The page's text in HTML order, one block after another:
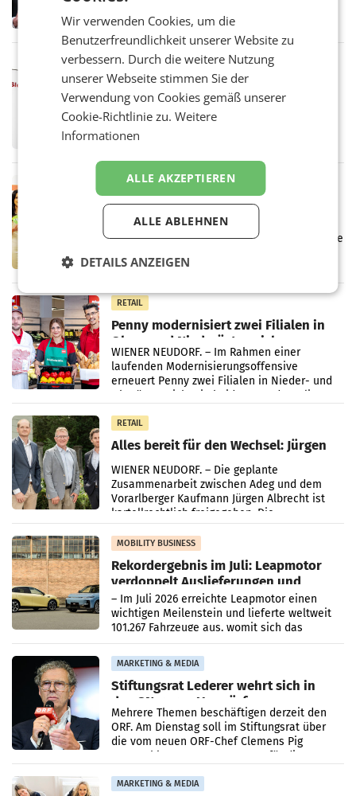
von 1.544,0 Mio. EUR erwirtschaftet, was
einem Plus von 3,8 Prozent gegenüber dem
Vergleichszeitraum
MARKETING & MEDIA
ProSiebenSat.1 spart und macht
überraschend viel Gewinn
UNTERFÖHRING/MAILAND/AMSTERDAM. Der
Frühjahr dank Kostensenkungen operativ
Markterwartung deutlich übertroffen.
RETAIL
Eine Bühne für Zirkularität: ARA und
Müller informieren am POS über
Kreislauffähigkeit
Über den gesamten August hinweg rücken die
Handelskonzern Müller die Initiative
Müller-Filialen
RETAIL
Penny modernisiert zwei Filialen in
Ober- und Niederösterreich
WIENER NEUDORF. – Im Rahmen einer
laufenden Modernisierungsoffensive
erneuert Penny zwei Filialen in Nieder- und
Oberösterreich. Die beiden Standorte liegen
RETAIL
Alles bereit für den Wechsel: Jürgen
Albrecht setzt ab 1.1.2027 auf Adeg
WIENER NEUDORF. – Die geplante
Zusammenarbeit zwischen Adeg und dem
Vorarlberger Kaufmann Jürgen Albrecht ist
kartellrechtlich freigegeben: Die
Bundeswettbewerbsbehörde und der
Bundeskartellanwalt
MOBILITY BUSINESS
Rekordergebnis im Juli: Leapmotor
verdoppelt Auslieferungen und
überschreitet die 100.000er-Marke
– Im Juli 2026 erreichte Leapmotor einen
wichtigen Meilenstein und lieferte weltweit
101.267 Fahrzeuge aus, womit sich das
Ergebnis gegenüber Juli 2025 mehr als
verdoppelte (+102
MARKETING & MEDIA
Stiftungsrat Lederer wehrt sich in
den SN gegen Vorwürfe
Mehrere Themen beschäftigen derzeit den
ORF. Am Dienstag soll im Stiftungsrat über
die vom neuen ORF-Chef Clemens Pig
vorgeschlagenen Besetzungen für die
MARKETING & MEDIA
Wir verwenden Cookies, um die
Benutzerfreundlichkeit unserer Website zu
verbessern. Durch die weitere Nutzung
unserer Webseite stimmen Sie der
Verwendung von Cookies gemäß unserer
Cookie-Richtlinie zu.Weitere
Informationen
ALLE AKZEPTIEREN
ALLE ABLEHNEN
DETAILS ANZEIGEN